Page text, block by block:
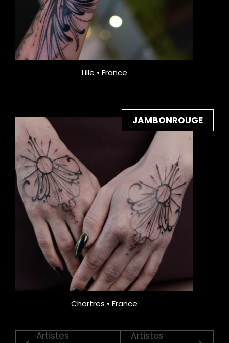
Lille • France
JAMBONROUGE
Chartres • France
Artistes
Artistes